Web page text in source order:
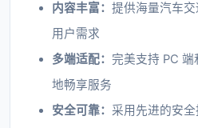
内容丰富： 提供海量汽车
用户需求
多端适配： 完美支持 PC
地畅享服务
安全可靠： 采用先进的安